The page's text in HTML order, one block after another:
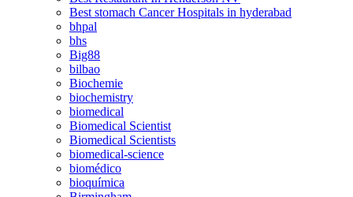
Best stomach Cancer Hospitals in hyderabad
bhpal
bhs
Big88
bilbao
Biochemie
biochemistry
biomedical
Biomedical Scientist
Biomedical Scientists
biomedical-science
biomédico
bioquímica